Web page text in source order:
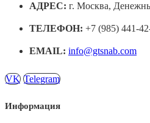
АДРЕС: г. Москва,
ТЕЛЕФОН: +7 (985) 441-
EMAIL: info@gtsnab.com
VK Telegram
Информация